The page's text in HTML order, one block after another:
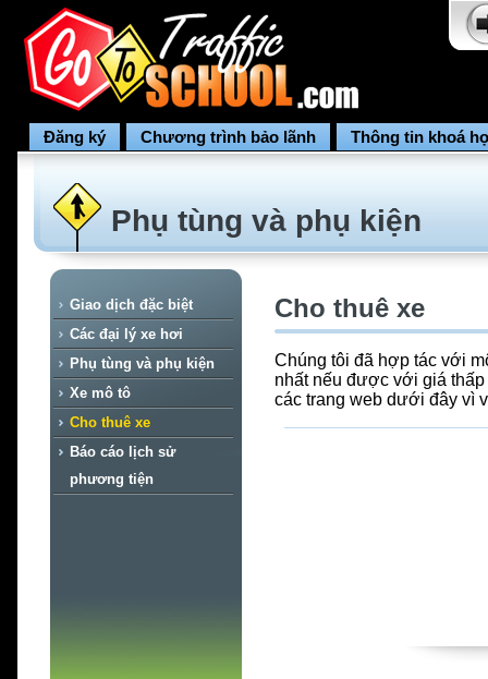
Đăng ký Chương trình bảo lãnh Thông tin khoá
Phụ tùng và phụ kiện
Giao dịch đặc biệt
Các đại lý xe hơi
Phụ tùng và phụ kiện
Xe mô tô
Cho thuê xe
Báo cáo lịch sử
phương tiện
Cho thuê xe
Chúng tôi đã hợp tác với
nhất nếu được với giá
các trang web dưới đây vì